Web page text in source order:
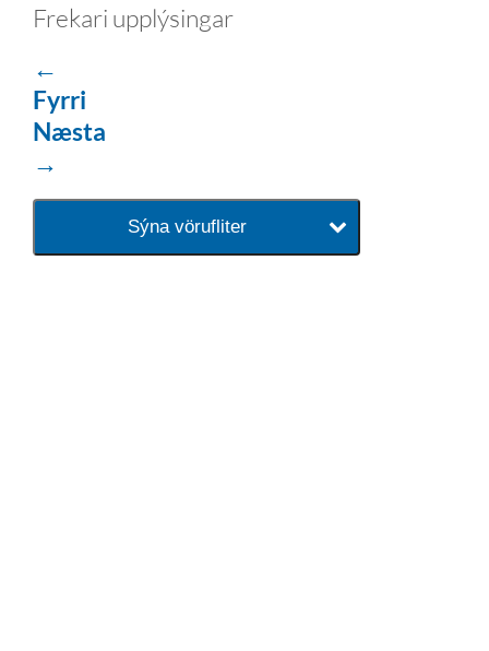
Frekari upplýsingar
←
Fyrri
Næsta
→
Sýna vörufliter